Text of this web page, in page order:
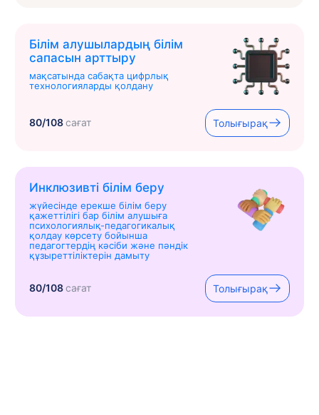
Білім алушылардың білім
сапасын арттыру
мақсатында сабақта цифрлық
технологияларды қолдану
80/108сағат Толығырақ
Инклюзивті білім беру
жүйесінде ерекше білім беру
қажеттілігі бар білім алушыға
психологиялық-педагогикалық
қолдау көрсету бойынша
педагогтердің кәсіби және пәндік
құзыреттіліктерін дамыту
80/108сағат Толығырақ